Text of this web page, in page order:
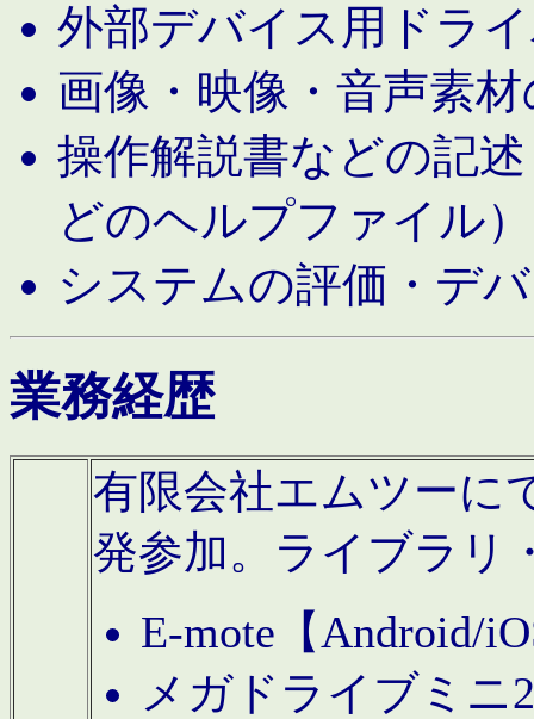
外部デバイス用ドラ
画像・映像・音声素
操作解説書などの記
どのヘルプファイル）
システムの評価・デ
業務経歴
有限会社エムツーに
発参加。ライブラリ
E-mote【Android/
メガドライブミニ